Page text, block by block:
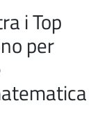
i Top
per